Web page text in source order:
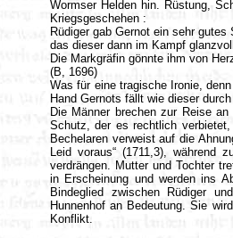
Wormser Helden hin. Rüstung,
Kriegsgeschehen :
Rüdiger gab Gernot ein sehr gutes
das dieser dann im Kampf
Die Markgräfin gönnte ihm von
(B, 1696)
Was für eine tragische Ironie,
Hand Gernots fällt wie dieser
Die Männer brechen zur Reise
Schutz, der es rechtlich
Bechelaren verweist auf die
Leid voraus“ (1711,3), während
verdrängen. Mutter und Tochter
in Erscheinung und werden ins
Bindeglied zwischen Rüdiger
Hunnenhof an Bedeutung. Sie
Konflikt.